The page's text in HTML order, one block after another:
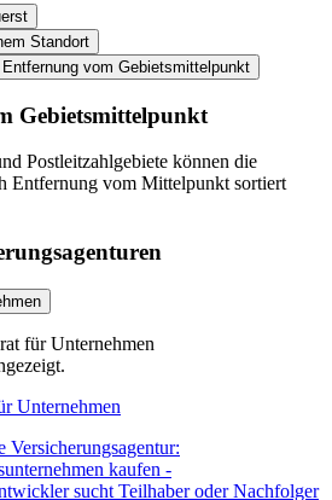
Standort
Entfernung vom Gebietsmittelpunkt
Gebietsmittelpunkt
Postleitzahlgebiete können die
Entfernung vom Mittelpunkt sortiert
für Unternehmen
Unternehmen